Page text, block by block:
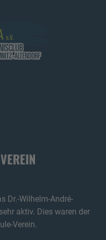
Dr.-Wilhelm-André-
aktiv. Dies waren der
Verein.